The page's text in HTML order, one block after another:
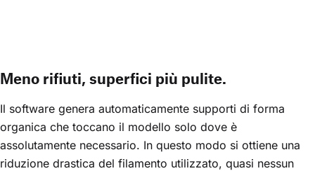
Meno rifiuti, superfici più pulite.
Il software genera automaticamente supporti di forma
organica che toccano il modello solo dove è
assolutamente necessario. In questo modo si ottiene una
riduzione drastica del filamento utilizzato, quasi nessun